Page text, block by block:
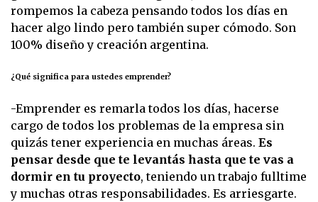
rompemos la cabeza pensando todos los días en
hacer algo lindo pero también super cómodo. Son
100% diseño y creación argentina.
¿Qué significa para ustedes emprender?
-Emprender es remarla todos los días, hacerse
cargo de todos los problemas de la empresa sin
quizás tener experiencia en muchas áreas. Es
pensar desde que te levantás hasta que te vas a
dormir en tu proyecto, teniendo un trabajo fulltime
y muchas otras responsabilidades. Es arriesgarte.